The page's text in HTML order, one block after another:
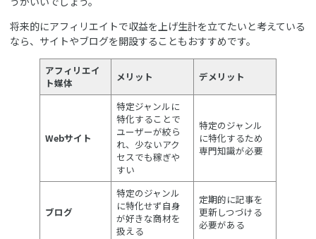
将来的にアフィリエイトで収益を上げ生計を立てたいと考えている
なら、サイトやブログを開設することもおすすめです。
アフィリエイ
ト媒体
メリット デメリット
Webサイト
特定ジャンルに
特化することで
ユーザーが絞ら
れ、少ないアク
セスでも稼ぎや
すい
特定のジャンル
に特化するため
専門知識が必要
ブログ
特定のジャンル
に特化せず自身
が好きな商材を
扱える
定期的に記事を
更新しつづける
必要がある